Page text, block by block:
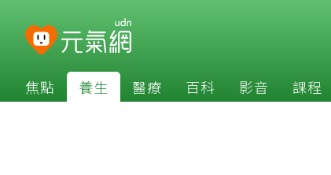
焦點 養生 醫療 百科 影音 課程